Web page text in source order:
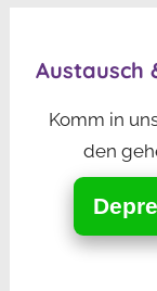
Austausch
Komm in
den